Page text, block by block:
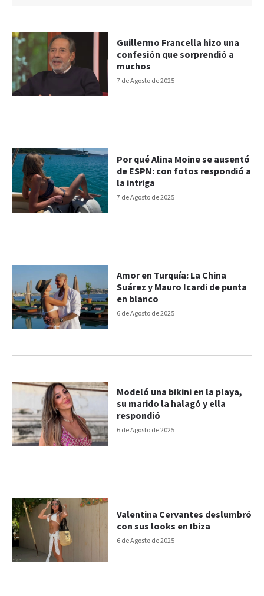
7 de Agosto de 2025
Guillermo Francella hizo una
confesión que sorprendió a
muchos
7 de Agosto de 2025
Por qué Alina Moine se ausentó
de ESPN: con fotos respondió a
la intriga
6 de Agosto de 2025
Amor en Turquía: La China
Suárez y Mauro Icardi de punta
en blanco
6 de Agosto de 2025
Modeló una bikini en la playa,
su marido la halagó y ella
respondió
6 de Agosto de 2025
Valentina Cervantes deslumbró
con sus looks en Ibiza